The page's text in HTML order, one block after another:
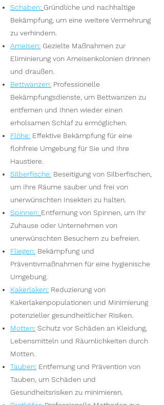
Schaben: Gründliche und nachhaltige
Bekämpfung, um eine weitere Vermehrung
zu verhindern.
Ameisen: Gezielte Maßnahmen zur
Eliminierung von Ameisenkolonien drinnen
und draußen.
Bettwanzen: Professionelle
Bekämpfungsdienste, um Bettwanzen zu
entfernen und Ihnen wieder einen
erholsamen Schlaf zu ermöglichen.
Flöhe: Effektive Bekämpfung für eine
flohfreie Umgebung für Sie und Ihre
Haustiere.
Silberfische: Beseitigung von Silberfischen,
um Ihre Räume sauber und frei von
unerwünschten Insekten zu halten.
Spinnen: Entfernung von Spinnen, um Ihr
Zuhause oder Unternehmen von
unerwünschten Besuchern zu befreien.
Fliegen: Bekämpfung und
Präventivmaßnahmen für eine hygienische
Umgebung.
Kakerlaken: Reduzierung von
Kakerlakenpopulationen und Minimierung
potenzieller gesundheitlicher Risiken.
Motten: Schutz vor Schäden an Kleidung,
Lebensmitteln und Räumlichkeiten durch
Motten.
Tauben: Entfernung und Prävention von
Tauben, um Schäden und
Gesundheitsrisiken zu minimieren.